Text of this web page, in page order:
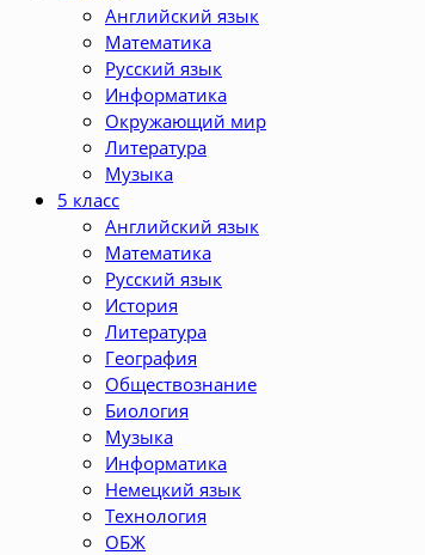
Английский язык
Математика
Русский язык
Информатика
Окружающий мир
Литература
Музыка
5 класс
Английский язык
Математика
Русский язык
История
Литература
География
Обществознание
Биология
Музыка
Информатика
Немецкий язык
Технология
ОБЖ